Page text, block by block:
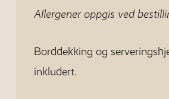
Allergener oppgis ved
Borddekking og
inkludert.